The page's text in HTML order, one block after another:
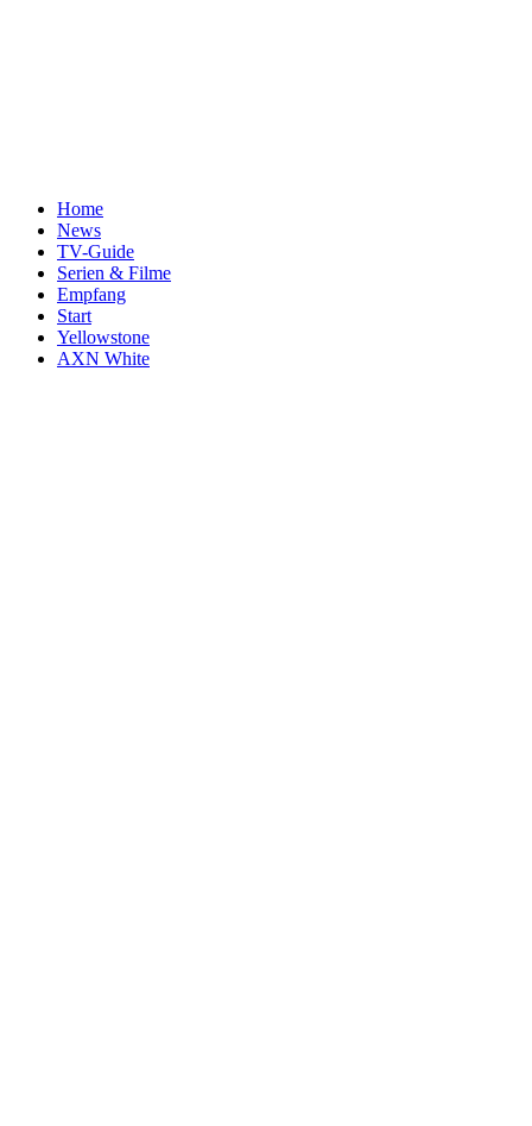
Home
News
TV-Guide
Serien & Filme
Empfang
Start
Yellowstone
AXN White